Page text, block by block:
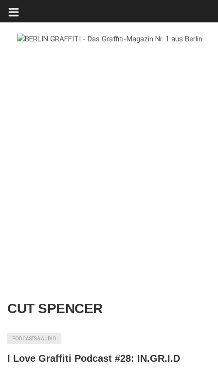
CUT SPENCER
PODCASTS & AUDIO
I Love Graffiti Podcast #28: IN.GR.I.D